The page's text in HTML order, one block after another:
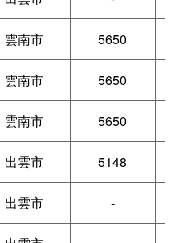
雲南市 5650
雲南市 5650
雲南市 5650
出雲市 5148
出雲市 -